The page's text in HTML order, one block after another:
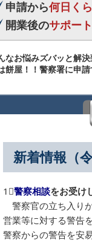
申請から何日く
開業後のサポー
なお悩みズバッと解決
餅屋！！警察署に申
新着情報（
1⃣警察相談をお受け
警察官の立ち入り
営業等に対する警告
警察からの警告を安